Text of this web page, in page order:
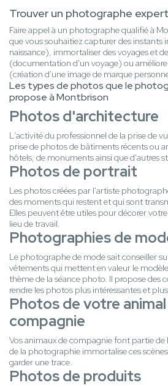
Trouver un photographe
Faire appel à un photographe qualifié à
que vous souhaitiez capturer des
naissance), immortaliser des voyages et
(documentation d'un voyage) ou
(création d'une image de marque
Les types de photos que le
propose à Montbrison
Photos d'architecture
L'activité du professionnel de la prise de
prise de photos de bâtiments récents ou
hôtels, de monuments ainsi que d'autres
Photos de portrait
Les photos créées par l'artiste
des moments qui restent et qui sont
Elles peuvent être utiles pour décorer
lieu de travail.
Photographies de
Le photographe de mode sait conseiller
vêtements qui mettent en valeur le
thème de la séance photo. Il propose des
rendre les photos plus intéressantes et
Photos de votre
compagnie
Vos animaux de compagnie font partie de
de la photographie immortalise ces
garder une trace.
Photos de produits